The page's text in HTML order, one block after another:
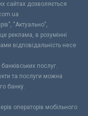
сайтах дозволяється
"Актуально",
реклама, в розумінні
відповідальність несе
послуг.
та послуги можна
банку.
операторів мобільного